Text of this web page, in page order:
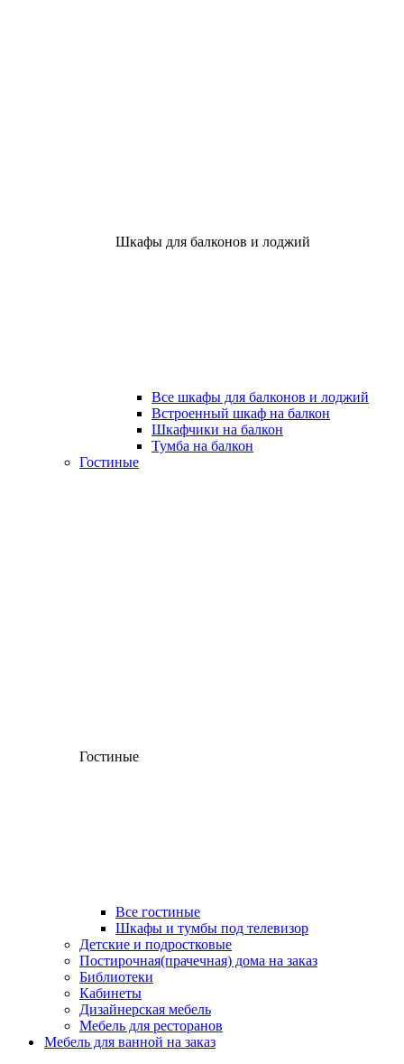
Шкафы для балконов и лоджий
Все шкафы для балконов и лоджий
Встроенный шкаф на балкон
Шкафчики на балкон
Тумба на балкон
Гостиные
Гостиные
Все гостиные
Шкафы и тумбы под телевизор
Детские и подростковые
Постирочная(прачечная) дома на заказ
Библиотеки
Кабинеты
Дизайнерская мебель
Мебель для ресторанов
Мебель для ванной на заказ